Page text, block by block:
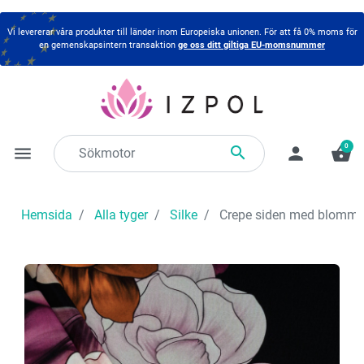
Vi levererar våra produkter till länder inom Europeiska unionen. För att få 0% moms för
en gemenskapsintern transaktion ge oss ditt giltiga EU-momsnummer
menu  person shopping_basket
0
Hemsida Alla tyger Silke Crepe siden med